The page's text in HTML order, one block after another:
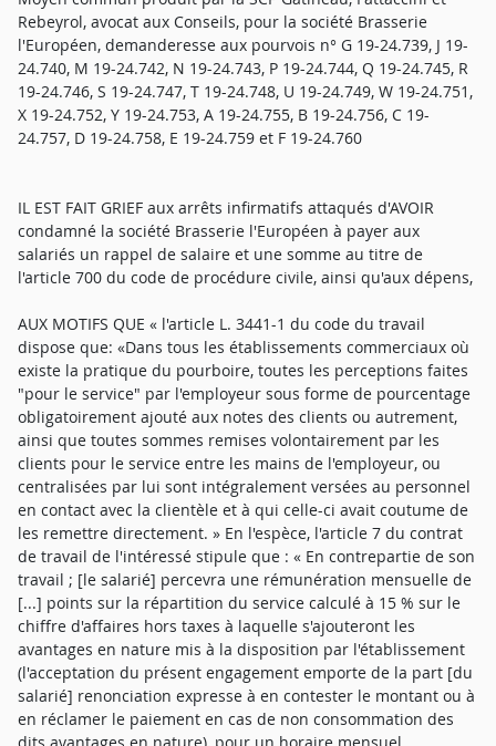
Rebeyrol, avocat aux Conseils, pour la société Brasserie
l'Européen, demanderesse aux pourvois n° G 19-24.739, J 19-
24.740, M 19-24.742, N 19-24.743, P 19-24.744, Q 19-24.745, R
19-24.746, S 19-24.747, T 19-24.748, U 19-24.749, W 19-24.751,
X 19-24.752, Y 19-24.753, A 19-24.755, B 19-24.756, C 19-
24.757, D 19-24.758, E 19-24.759 et F 19-24.760
IL EST FAIT GRIEF aux arrêts infirmatifs attaqués d'AVOIR
condamné la société Brasserie l'Européen à payer aux
salariés un rappel de salaire et une somme au titre de
l'article 700 du code de procédure civile, ainsi qu'aux dépens,
AUX MOTIFS QUE « l'article L. 3441-1 du code du travail
dispose que: «Dans tous les établissements commerciaux où
existe la pratique du pourboire, toutes les perceptions faites
"pour le service" par l'employeur sous forme de pourcentage
obligatoirement ajouté aux notes des clients ou autrement,
ainsi que toutes sommes remises volontairement par les
clients pour le service entre les mains de l'employeur, ou
centralisées par lui sont intégralement versées au personnel
en contact avec la clientèle et à qui celle-ci avait coutume de
les remettre directement. » En l'espèce, l'article 7 du contrat
de travail de l'intéressé stipule que : « En contrepartie de son
travail ; [le salarié] percevra une rémunération mensuelle de
[...] points sur la répartition du service calculé à 15 % sur le
chiffre d'affaires hors taxes à laquelle s'ajouteront les
avantages en nature mis à la disposition par l'établissement
(l'acceptation du présent engagement emporte de la part [du
salarié] renonciation expresse à en contester le montant ou à
en réclamer le paiement en cas de non consommation des